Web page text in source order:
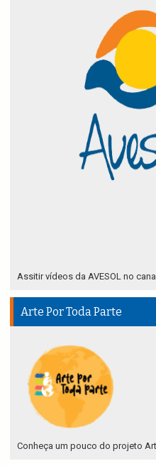
Assitir vídeos da AVESOL no
Arte Por Toda Parte
Conheça um pouco do projeto